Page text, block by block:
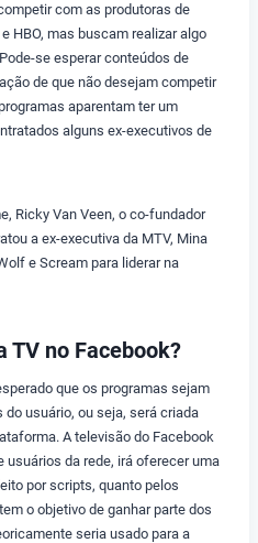
com as produtoras de
HBO, mas buscam realizar algo
se esperar conteúdos de
de que não desejam competir
aparentam ter um
alguns ex-executivos de
Ricky Van Veen, o co-fundador
a ex-executiva da MTV, Mina
e Scream para liderar na
TV no Facebook?
que os programas sejam
usuário, ou seja, será criada
A televisão do Facebook
usuários da rede, irá oferecer uma
por scripts, quanto pelos
o objetivo de ganhar parte dos
seria usado para a